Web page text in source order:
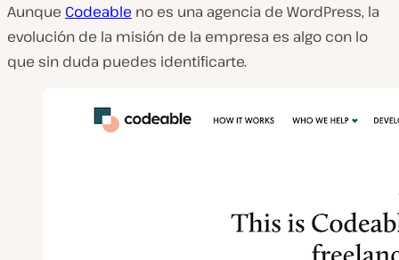
Aunque Codeable no es una agencia de WordPress, la
evolución de la misión de la empresa es algo con lo
que sin duda puedes identificarte.